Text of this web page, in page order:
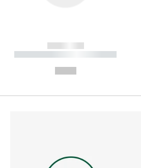
------------
----------- ----------- ----------